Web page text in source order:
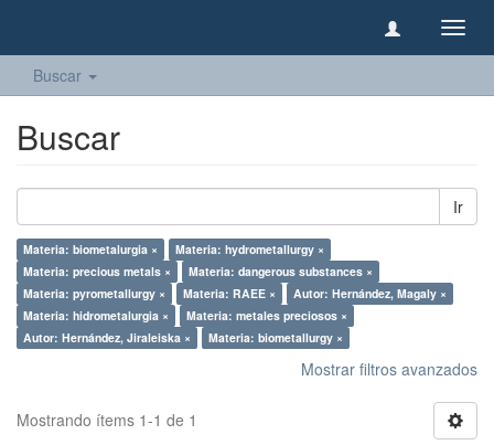
Buscar
Buscar
Ir
Materia: biometalurgia ×
Materia: hydrometallurgy ×
Materia: precious metals ×
Materia: dangerous substances ×
Materia: pyrometallurgy ×
Materia: RAEE ×
Autor: Hernández, Magaly ×
Materia: hidrometalurgia ×
Materia: metales preciosos ×
Autor: Hernández, Jiraleiska ×
Materia: biometallurgy ×
Mostrar filtros avanzados
Mostrando ítems 1-1 de 1